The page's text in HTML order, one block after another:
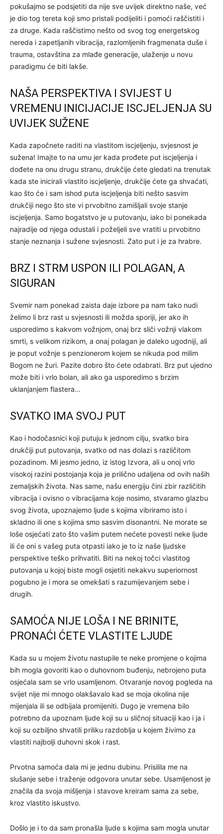
pokušajmo se podsjetiti da nije sve uvijek direktno naše, već
je dio tog tereta koji smo pristali podijeliti i pomoći raščistiti i
za druge. Kada raščistimo nešto od svog tog energetskog
nereda i zapetljanih vibracija, razlomljenih fragmenata duše i
trauma, ostavština za mlađe generacije, ulaženje u novu
paradigmu će biti lakše.
NAŠA PERSPEKTIVA I SVIJEST U
VREMENU INICIJACIJE ISCJELJENJA SU
UVIJEK SUŽENE
Kada započnete raditi na vlastitom iscjeljenju, svjesnost je
sužena! Imajte to na umu jer kada prođete put iscjeljenja i
dođete na onu drugu stranu, drukčije ćete gledati na trenutak
kada ste inicirali vlastito iscjeljenje, drukčije ćete ga shvaćati,
kao što će i sam ishod puta iscjeljenja biti nešto sasvim
drukčiji nego što ste vi prvobitno zamišljali svoje stanje
iscjeljenja. Samo bogatstvo je u putovanju, iako bi ponekada
najradije od njega odustali i poželjeli sve vratiti u prvobitno
stanje neznanja i sužene svjesnosti. Zato put i je za hrabre.
BRZ I STRM USPON ILI POLAGAN, A
SIGURAN
Svemir nam ponekad zaista daje izbore pa nam tako nudi
želimo li brz rast u svjesnosti ili možda sporiji, jer ako ih
usporedimo s kakvom vožnjom, onaj brz sliči vožnji vlakom
smrti, s velikom rizikom, a onaj polagan je daleko ugodniji, ali
je poput vožnje s penzionerom kojem se nikuda pod milim
Bogom ne žuri. Pazite dobro što ćete odabrati. Brz put ujedno
može biti i vrlo bolan, ali ako ga usporedimo s brzim
uklanjanjem flastera…
SVATKO IMA SVOJ PUT
Kao i hodočasnici koji putuju k jednom cilju, svatko bira
drukčiji put putovanja, svatko od nas dolazi s različitom
pozadinom. Mi jesmo jedno, iz istog Izvora, ali u onoj vrlo
visokoj razini postojanja koja je prilično udaljena od ovih naših
zemaljskih života. Nas same, našu energiju čini zbir različitih
vibracija i ovisno o vibracijama koje nosimo, stvaramo glazbu
svog života, upoznajemo ljude s kojima vibriramo isto i
skladno ili one s kojima smo sasvim disonantni. Ne morate se
loše osjećati zato što vašim putem nećete povesti neke ljude
ili će oni s vašeg puta otpasti iako je to iz naše ljudske
perspektive teško prihvatiti. Biti na nekoj točci vlastitog
putovanja u kojoj biste mogli osjetiti nekakvu superiornost
pogubno je i mora se omekšati s razumijevanjem sebe i
drugih.
SAMOĆA NIJE LOŠA I NE BRINITE,
PRONAĆI ĆETE VLASTITE LJUDE
Kada su u mojem životu nastupile te neke promjene o kojima
bih mogla govoriti kao o duhovnom buđenju, nebrojeno puta
osjećala sam se vrlo usamljenom. Otvaranje novog pogleda na
svijet nije mi mnogo olakšavalo kad se moja okolina nije
mijenjala ili se odbijala promijeniti. Dugo je vremena bilo
potrebno da upoznam ljude koji su u sličnoj situaciji kao i ja i
koji su ozbiljno shvatili priliku razdoblja u kojem živimo za
vlastiti najbolji duhovni skok i rast.
Prvotna samoća dala mi je jednu dubinu. Prisilila me na
slušanje sebe i traženje odgovora unutar sebe. Usamljenost je
značila da svoja mišljenja i stavove kreiram sama za sebe,
kroz vlastito iskustvo.
Došlo je i to da sam pronašla ljude s kojima sam mogla unutar